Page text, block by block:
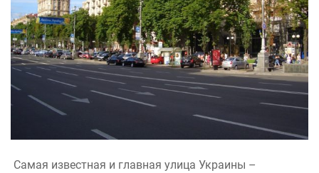
Самая известная и главная улица Украины –